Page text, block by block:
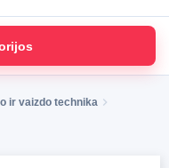
ir vaizdo technika